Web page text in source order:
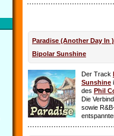
Paradise (Another Day In
Bipolar Sunshine
Der Track
Sunshine
des Phil
Die
sowie